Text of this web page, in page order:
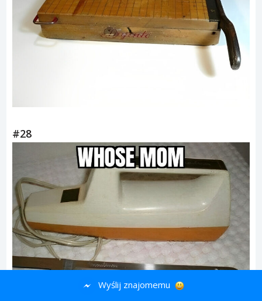
#28
Wyślij znajomemu